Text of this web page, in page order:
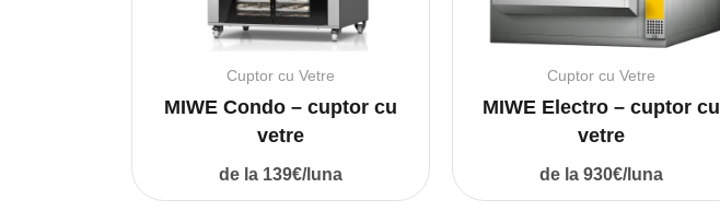
Cuptor cu Vetre
MIWE Condo – cuptor cu
vetre
de la 139€/luna
Cuptor cu Vetre
MIWE Electro – cuptor cu
vetre
de la 930€/luna